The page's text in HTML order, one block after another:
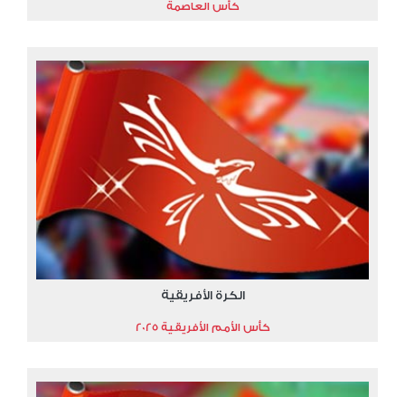
كأس العاصمة
الكرة الأفريقية
كأس الأمم الأفريقية 2025